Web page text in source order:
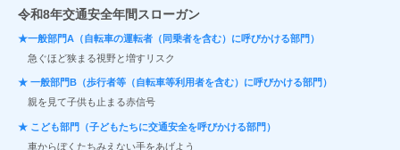
令和8年交通安全年間スローガン
★一般部門A（自転車の運転者（同乗者を含む）に呼びかける部門）
急ぐほど狭まる視野と増すリスク
★ 一般部門B（歩行者等（自転車等利用者を含む）に呼びかける部門）
親を見て子供も止まる赤信号
★ こども部門（子どもたちに交通安全を呼びかける部門）
車からぼくたちみえない手をあげよう